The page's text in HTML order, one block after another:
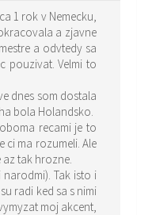
1 rok v Nemecku,
a zjavne
a odvtedy sa
pouzivat. Velmi to
dnes som dostala
bola Holandsko.
recami je to
ci ma rozumeli. Ale
az tak hrozne.
Tak isto i
radi ked sa s nimi
moj akcent,